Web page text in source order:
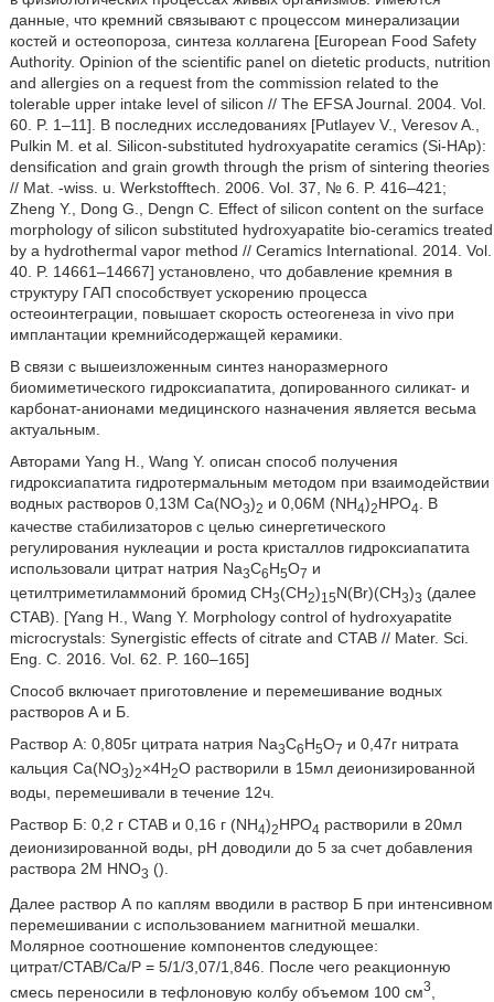
данные, что кремний связывают с процессом минерализации
костей и остеопороза, синтеза коллагена [European Food Safety
Authority. Opinion of the scientific panel on dietetic products, nutrition
and allergies on a request from the commission related to the
tolerable upper intake level of silicon // The EFSA Journal. 2004. Vol.
60. P. 1–11]. В последних исследованиях [Putlayev V., Veresov A.,
Pulkin M. et al. Silicon-substituted hydroxyapatite ceramics (Si-HAp):
densification and grain growth through the prism of sintering theories
// Mat. -wiss. u. Werkstofftech. 2006. Vol. 37, № 6. P. 416–421;
Zheng Y., Dong G., Dengn C. Effect of silicon content on the surface
morphology of silicon substituted hydroxyapatite bio-ceramics treated
by a hydrothermal vapor method // Ceramics International. 2014. Vol.
40. P. 14661–14667] установлено, что добавление кремния в
структуру ГАП способствует ускорению процесса
остеоинтеграции, повышает скорость остеогенеза in vivo при
имплантации кремнийсодержащей керамики.
В связи с вышеизложенным синтез наноразмерного
биомиметического гидроксиапатита, допированного силикат- и
карбонат-анионами медицинского назначения является весьма
актуальным.
Авторами Yang H., Wang Y. описан способ получения
гидроксиапатита гидротермальным методом при взаимодействии
водных растворов 0,13М Ca(NO3)2 и 0,06М (NH4)2HPO4
. В
качестве стабилизаторов с целью синергетического
регулирования нуклеации и роста кристаллов гидроксиапатита
использовали цитрат натрия Na3C6H5O7 и
цетилтриметиламмоний бромид CH3(CH2)15N(Br)(CH3)3 (далее
CTAB). [Yang H., Wang Y. Morphology control of hydroxyapatite
microcrystals: Synergistic effects of citrate and CTAB // Mater. Sci.
Eng. C. 2016. Vol. 62. P. 160–165]
Способ включает приготовление и перемешивание водных
растворов А и Б.
Раствор А: 0,805г цитрата натрия Na3C6H5O7 и 0,47г нитрата
кальция Ca(NO3)2×4H2O растворили в 15мл деионизированной
воды, перемешивали в течение 12ч.
Раствор Б: 0,2 г CTAB и 0,16 г (NH4)2HPO4 растворили в 20мл
деионизированной воды, pH доводили до 5 за счет добавления
раствора 2М HNO3 ().
Далее раствор А по каплям вводили в раствор Б при интенсивном
перемешивании с использованием магнитной мешалки.
Молярное соотношение компонентов следующее:
цитрат/CTAB/Ca/P = 5/1/3,07/1,846. После чего реакционную
смесь переносили в тефлоновую колбу объемом 100 см3